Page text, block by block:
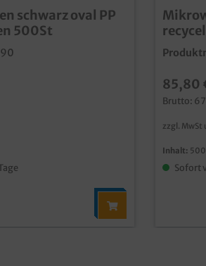
schwarz oval PP
500St
85,80
Brutto:
zzgl. MwSt
Inhalt: 500
Sofort